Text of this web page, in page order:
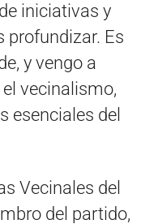
iniciativas y
profundizar. Es
y vengo a
vecinalismo,
esenciales del
Vecinales del
del partido,